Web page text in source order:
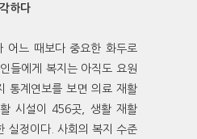
하다
어느 때보다 중요한 화두로
들에게 복지는 아직도 요원
통계연보를 보면 의료 재활
시설이 456곳, 생활 재활
실정이다. 사회의 복지 수준